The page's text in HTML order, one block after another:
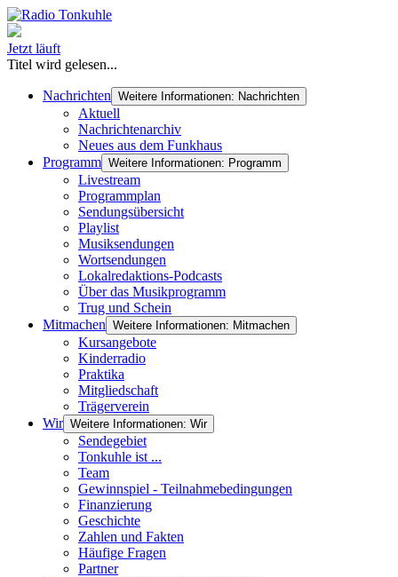
Jetzt läuft
Titel wird gelesen...
Nachrichten Weitere Informationen: Nachrichten
Aktuell
Nachrichtenarchiv
Neues aus dem Funkhaus
Programm Weitere Informationen: Programm
Livestream
Programmplan
Sendungsübersicht
Playlist
Musiksendungen
Wortsendungen
Lokalredaktions-Podcasts
Über das Musikprogramm
Trug und Schein
Mitmachen Weitere Informationen: Mitmachen
Kursangebote
Kinderradio
Praktika
Mitgliedschaft
Trägerverein
Wir Weitere Informationen: Wir
Sendegebiet
Tonkuhle ist ...
Team
Gewinnspiel - Teilnahmebedingungen
Finanzierung
Geschichte
Zahlen und Fakten
Häufige Fragen
Partner